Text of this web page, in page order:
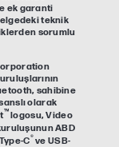
ek garanti
teknik
sorumlu
sahibine
olarak
™ logosu, Video
ABD
C®ve USB-